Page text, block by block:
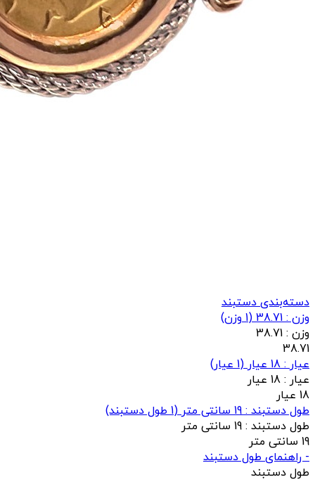
دسته‌بندی دستبند
وزن : 38.71
(
1 وزن)
وزن : 38.71
38.71
عيار : 18 عیار
(
1 عيار)
عيار : 18 عیار
18 عیار
طول دستبند : 19 سانتی متر
(
1 طول دستبند)
طول دستبند : 19 سانتی متر
19 سانتی متر
- راهنمای طول دستبند
طول دستبند